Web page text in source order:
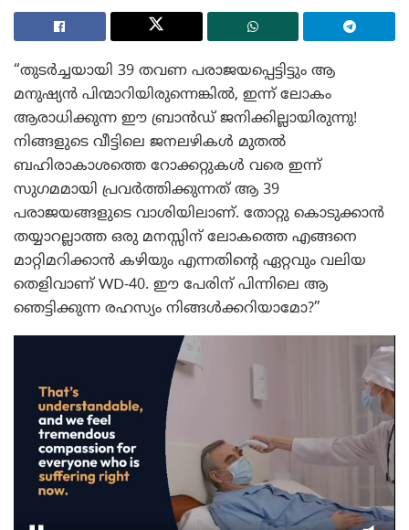
“തുടർച്ചയായി 39 തവണ പരാജയപ്പെട്ടിട്ടും ആ
മനുഷ്യൻ പിന്മാറിയിരുന്നെങ്കിൽ, ഇന്ന് ലോകം
ആരാധിക്കുന്ന ഈ ബ്രാൻഡ് ജനിക്കില്ലായിരുന്നു!
നിങ്ങളുടെ വീട്ടിലെ ജനലഴികൾ മുതൽ
ബഹിരാകാശത്തെ റോക്കറ്റുകൾ വരെ ഇന്ന്
സുഗമമായി പ്രവർത്തിക്കുന്നത് ആ 39
പരാജയങ്ങളുടെ വാശിയിലാണ്. തോറ്റു കൊടുക്കാൻ
തയ്യാറല്ലാത്ത ഒരു മനസ്സിന് ലോകത്തെ എങ്ങനെ
മാറ്റിമറിക്കാൻ കഴിയും എന്നതിന്റെ ഏറ്റവും വലിയ
തെളിവാണ് WD-40. ഈ പേരിന് പിന്നിലെ ആ
ഞെട്ടിക്കുന്ന രഹസ്യം നിങ്ങൾക്കറിയാമോ?”